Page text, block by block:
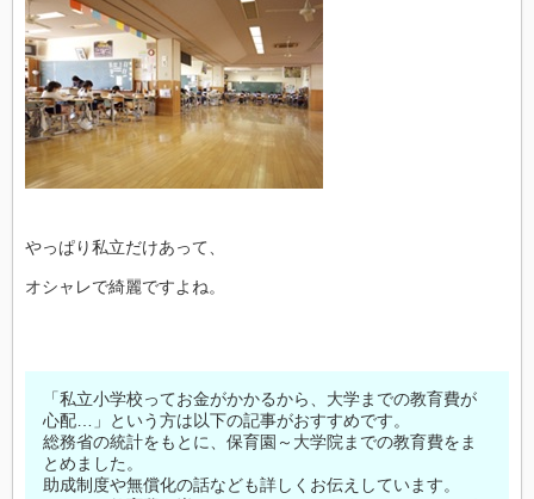
やっぱり私立だけあって、
オシャレで綺麗ですよね。
「私立小学校ってお金がかかるから、大学までの教育費が
心配…」という方は以下の記事がおすすめです。
総務省の統計をもとに、保育園～大学院までの教育費をま
とめました。
助成制度や無償化の話なども詳しくお伝えしています。